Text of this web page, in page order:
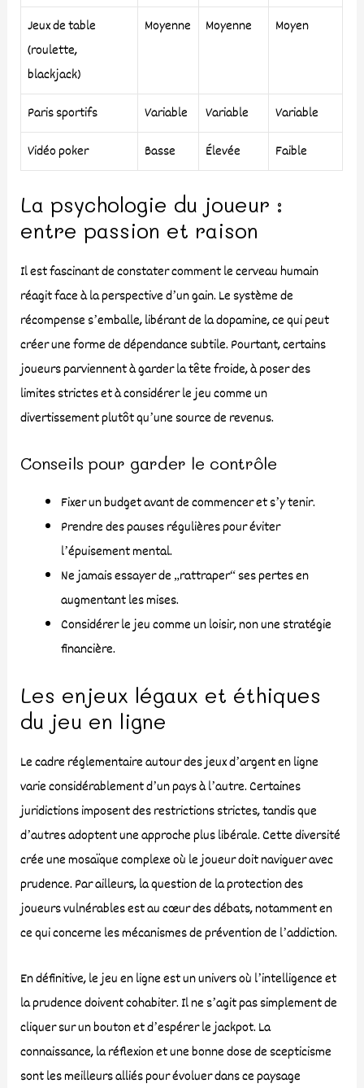
Jeux de table
(roulette,
blackjack)
Moyenne Moyenne Moyen
Paris sportifs Variable Variable
Variable
Vidéo poker
Basse Élevée Faible
La psychologie du joueur :
entre passion et raison
Il est fascinant de constater comment le cerveau humain
réagit face à la perspective d’un gain. Le système de
récompense s’emballe, libérant de la dopamine, ce qui peut
créer une forme de dépendance subtile. Pourtant, certains
joueurs parviennent à garder la tête froide, à poser des
limites strictes et à considérer le jeu comme un
divertissement plutôt qu’une source de revenus.
Conseils pour garder le contrôle
Fixer un budget avant de commencer et s’y tenir.
Prendre des pauses régulières pour éviter
l’épuisement mental.
Ne jamais essayer de „rattraper“ ses pertes en
augmentant les mises.
Considérer le jeu comme un loisir, non une stratégie
financière.
Les enjeux légaux et éthiques
du jeu en ligne
Le cadre réglementaire autour des jeux d’argent en ligne
varie considérablement d’un pays à l’autre. Certaines
juridictions imposent des restrictions strictes, tandis que
d’autres adoptent une approche plus libérale. Cette diversité
crée une mosaïque complexe où le joueur doit naviguer avec
prudence. Par ailleurs, la question de la protection des
joueurs vulnérables est au cœur des débats, notamment en
ce qui concerne les mécanismes de prévention de l’addiction.
En définitive, le jeu en ligne est un univers où l’intelligence et
la prudence doivent cohabiter. Il ne s’agit pas simplement de
cliquer sur un bouton et d’espérer le jackpot. La
connaissance, la réflexion et une bonne dose de scepticisme
sont les meilleurs alliés pour évoluer dans ce paysage